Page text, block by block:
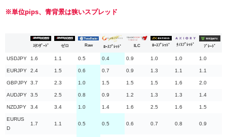
※単位pips、青背景は狭いスプレッド
ｽﾀﾝﾀﾞｰﾄﾞ ゼロ Raw ﾛｰｽﾌﾟﾚｯﾄﾞ ILC ﾛｰｽﾌﾟﾚｯﾄﾞ ﾅﾉｽﾌﾟﾚｯﾄﾞ ﾌﾞﾚｰﾄﾞ
USDJPY 1.6 1.1 0.5 0.4 0.9 1.0 1.0 1.0
EURJPY 2.4 1.5 0.6 0.7 0.9 1.3 1.1 1.1
GBPJPY 3.7 2.3 1.0 1.5 1.5 1.5 1.6 2.0
AUDJPY 3.5 2.5 0.8 0.9 1.2 1.3 1.3 1.4
NZDJPY 3.4 3.4 1.0 1.4 1.6 2.5 1.6 1.5
EURUS
D
1.7 1.1 0.5 0.5 0.6 0.7 0.8 0.9